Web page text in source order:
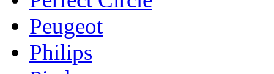
Peugeot
Philips